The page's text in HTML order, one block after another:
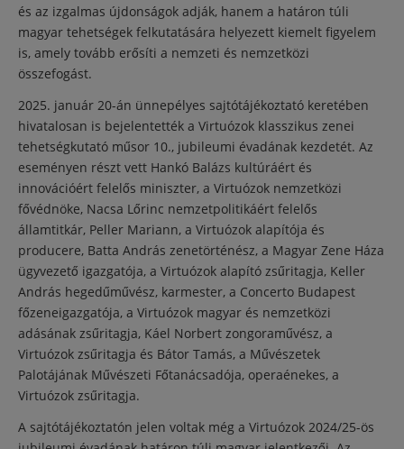
és az izgalmas újdonságok adják, hanem a határon túli
magyar tehetségek felkutatására helyezett kiemelt figyelem
is, amely tovább erősíti a nemzeti és nemzetközi
összefogást.
2025. január 20-án ünnepélyes sajtótájékoztató keretében
hivatalosan is bejelentették a Virtuózok klasszikus zenei
tehetségkutató műsor 10., jubileumi évadának kezdetét. Az
eseményen részt vett Hankó Balázs kultúráért és
innovációért felelős miniszter, a Virtuózok nemzetközi
fővédnöke, Nacsa Lőrinc nemzetpolitikáért felelős
államtitkár, Peller Mariann, a Virtuózok alapítója és
producere, Batta András zenetörténész, a Magyar Zene Háza
ügyvezető igazgatója, a Virtuózok alapító zsűritagja, Keller
András hegedűművész, karmester, a Concerto Budapest
főzeneigazgatója, a Virtuózok magyar és nemzetközi
adásának zsűritagja, Káel Norbert zongoraművész, a
Virtuózok zsűritagja és Bátor Tamás, a Művészetek
Palotájának Művészeti Főtanácsadója, operaénekes, a
Virtuózok zsűritagja.
A sajtótájékoztatón jelen voltak még a Virtuózok 2024/25-ös